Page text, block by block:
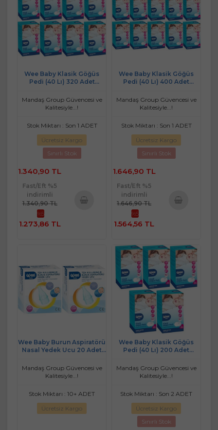
Wee Baby Klasik Göğüs
Pedi (40 Lı) 320 Adet
Mandaş Group Güvencesi ve
Kalitesiyle...!
Stok Miktarı : Son 1 ADET
Ücretsiz Kargo
Sınırlı Stok
1.340,90 TL
Fast/Eft %5
indirimli
1.340,90 TL
%5
1.273,86 TL
Wee Baby Klasik Göğüs
Pedi (40 Lı) 400 Adet
Mandaş Group Güvencesi ve
Kalitesiyle...!
Stok Miktarı : Son 1 ADET
Ücretsiz Kargo
Sınırlı Stok
1.646,90 TL
Fast/Eft %5
indirimli
1.646,90 TL
%5
1.564,56 TL
Wee Baby Burun Aspiratörü
Nasal Yedek Ucu 20 Adet
Mandaş Group Güvencesi ve
Kalitesiyle...!
Stok Miktarı : 10+ ADET
Ücretsiz Kargo
Wee Baby Klasik Göğüs
Pedi (40 Lı) 200 Adet
Mandaş Group Güvencesi ve
Kalitesiyle...!
Stok Miktarı : Son 2 ADET
Ücretsiz Kargo
Sınırlı Stok